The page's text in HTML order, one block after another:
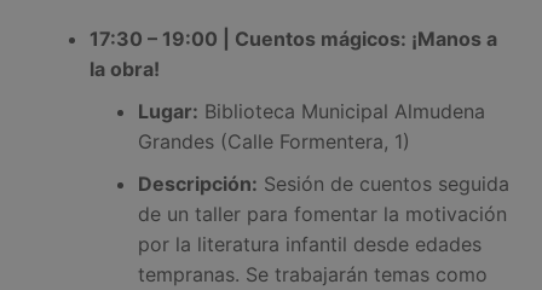
17:30 – 19:00 | Cuentos mágicos: ¡Manos a
la obra!
Lugar: Biblioteca Municipal Almudena
Grandes (Calle Formentera, 1)
Descripción: Sesión de cuentos seguida
de un taller para fomentar la motivación
por la literatura infantil desde edades
tempranas. Se trabajarán temas como